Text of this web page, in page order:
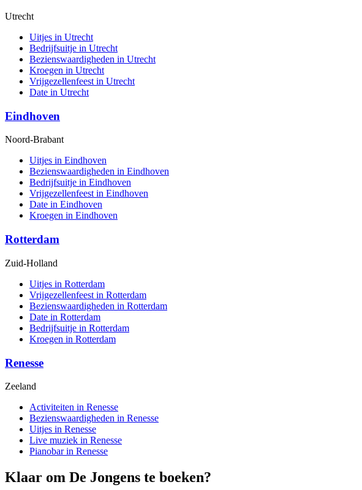
Utrecht
Uitjes in Utrecht
Bedrijfsuitje in Utrecht
Bezienswaardigheden in Utrecht
Kroegen in Utrecht
Vrijgezellenfeest in Utrecht
Date in Utrecht
Eindhoven
Noord-Brabant
Uitjes in Eindhoven
Bezienswaardigheden in Eindhoven
Bedrijfsuitje in Eindhoven
Vrijgezellenfeest in Eindhoven
Date in Eindhoven
Kroegen in Eindhoven
Rotterdam
Zuid-Holland
Uitjes in Rotterdam
Vrijgezellenfeest in Rotterdam
Bezienswaardigheden in Rotterdam
Date in Rotterdam
Bedrijfsuitje in Rotterdam
Kroegen in Rotterdam
Renesse
Zeeland
Activiteiten in Renesse
Bezienswaardigheden in Renesse
Uitjes in Renesse
Live muziek in Renesse
Pianobar in Renesse
Klaar om De Jongens te boeken?